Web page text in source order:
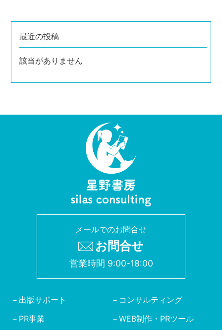
最近の投稿
該当がありません
メールでのお問合せ
お問合せ
営業時間 9:00-18:00
出版サポート
コンサルティング
PR事業
WEB制作・PRツール